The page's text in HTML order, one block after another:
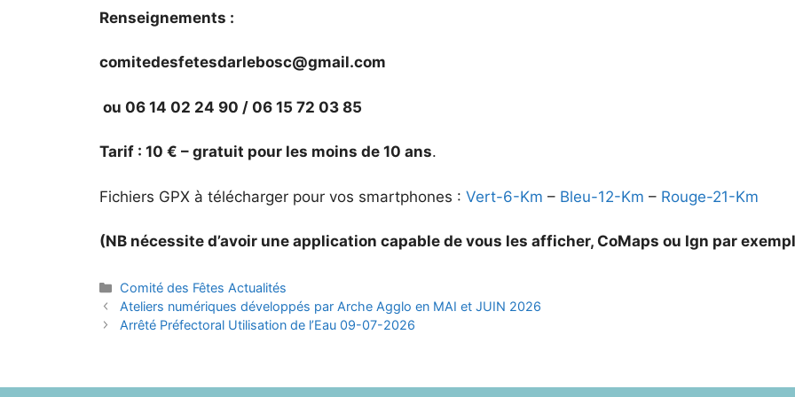
Renseignements :
comitedesfetesdarlebosc@gmail.com
ou 06 14 02 24 90 / 06 15 72 03 85
Tarif : 10 € – gratuit pour les moins de 10 ans.
Fichiers GPX à télécharger pour vos smartphones : Vert-6-Km – Bleu-12-Km – Rouge-21-Km
(NB nécessite d’avoir une application capable de vous les afficher, CoMaps ou Ign par
Catégories
Comité des Fêtes Actualités
Ateliers numériques développés par Arche Agglo en MAI et JUIN 2026
Arrêté Préfectoral Utilisation de l’Eau 09-07-2026